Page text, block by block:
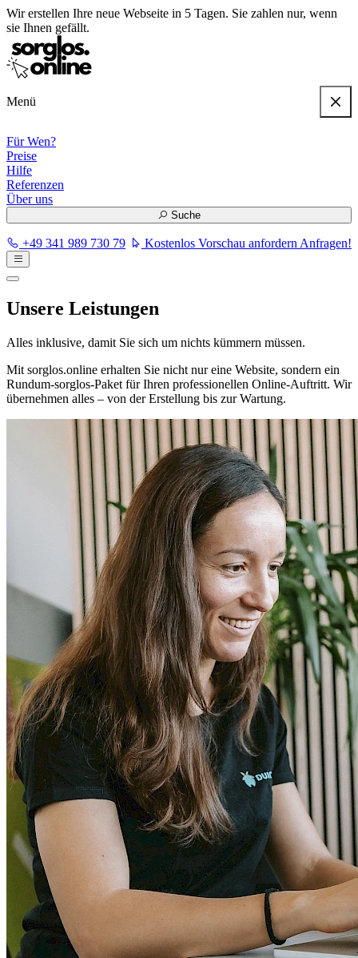
Wir erstellen Ihre neue Webseite in 5 Tagen. Sie zahlen nur, wenn
sie Ihnen gefällt.
Menü
Für Wen?
Preise
Hilfe
Referenzen
Über uns
Suche
+49 341 989 730 79 Kostenlos Vorschau anfordern Anfragen!
Unsere Leistungen
Alles inklusive, damit Sie sich um nichts kümmern müssen.
Mit sorglos.online erhalten Sie nicht nur eine Website, sondern ein
Rundum-sorglos-Paket für Ihren professionellen Online-Auftritt. Wir
übernehmen alles – von der Erstellung bis zur Wartung.